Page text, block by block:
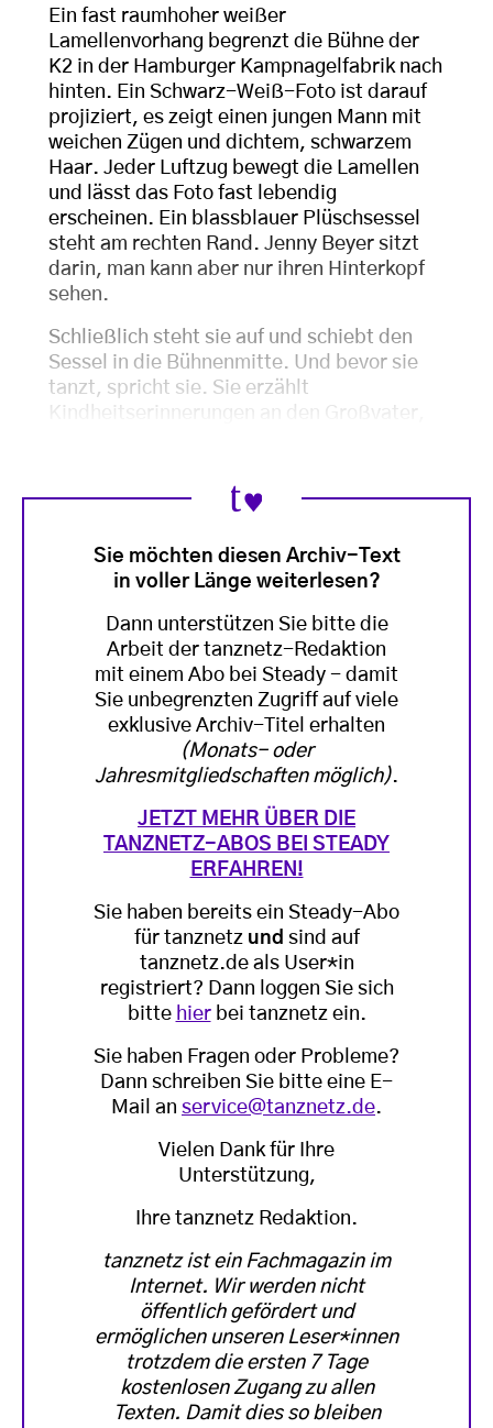
Ein fast raumhoher weißer
Lamellenvorhang begrenzt die Bühne der
K2 in der Hamburger Kampnagelfabrik nach
hinten. Ein Schwarz-Weiß-Foto ist darauf
projiziert, es zeigt einen jungen Mann mit
weichen Zügen und dichtem, schwarzem
Haar. Jeder Luftzug bewegt die Lamellen
und lässt das Foto fast lebendig
erscheinen. Ein blassblauer Plüschsessel
steht am rechten Rand. Jenny Beyer sitzt
darin, man kann aber nur ihren Hinterkopf
sehen.
Schließlich steht sie auf und schiebt den
Sessel in die Bühnenmitte. Und bevor sie
tanzt, spricht sie. Sie erzählt
Kindheitserinnerungen an den Großvater,
Sie möchten diesen Archiv-Text
in voller Länge weiterlesen?
Dann unterstützen Sie bitte die
Arbeit der tanznetz-Redaktion
mit einem Abo bei Steady - damit
Sie unbegrenzten Zugriff auf viele
exklusive Archiv-Titel erhalten
(Monats- oder
Jahresmitgliedschaften möglich).
JETZT MEHR ÜBER DIE
TANZNETZ-ABOS BEI STEADY
ERFAHREN!
Sie haben bereits ein Steady-Abo
für tanznetz und sind auf
tanznetz.de als User*in
registriert? Dann loggen Sie sich
bitte hierbei tanznetz ein.
Sie haben Fragen oder Probleme?
Dann schreiben Sie bitte eine E-
Mail an service@tanznetz.de.
Vielen Dank für Ihre
Unterstützung,
Ihre tanznetz Redaktion.
tanznetz ist ein Fachmagazin im
Internet. Wir werden nicht
öffentlich gefördert und
ermöglichen unseren Leser*innen
trotzdem die ersten 7 Tage
kostenlosen Zugang zu allen
Texten. Damit dies so bleiben